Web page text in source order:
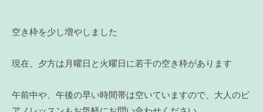
空き枠を少し増やしました
現在、夕方は月曜日と火曜日に若干の空き枠があります
午前中や、午後の早い時間帯は空いていますので、大人のピ